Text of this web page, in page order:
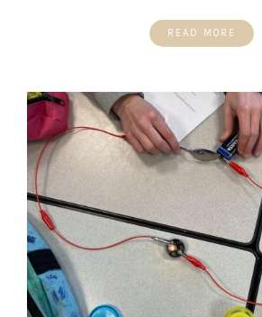
READ MORE